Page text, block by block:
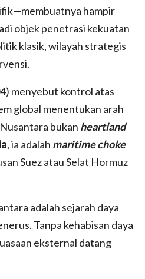
hampir
objek penetrasi kekuatan
klasik, wilayah strategis
menyebut kontrol atas
global menentukan arah
bukan heartland
, ia adalah maritime choke
Suez atau Selat Hormuz
adalah sejarah daya
Tanpa kehabisan daya
eksternal datang